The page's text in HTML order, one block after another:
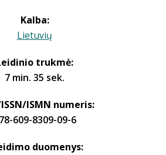
Kalba:
Lietuvių
trukmė:
7 min. 35 sek.
ISMN numeris:
609-8309-09-6
duomenys: